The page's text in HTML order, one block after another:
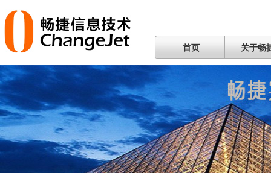
首页 关于畅